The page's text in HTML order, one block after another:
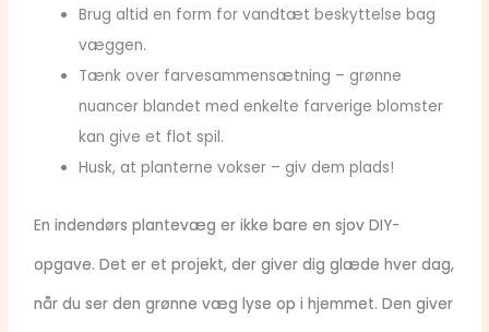
Brug altid en form for vandtæt beskyttelse bag
væggen.
Tænk over farvesammensætning – grønne
nuancer blandet med enkelte farverige blomster
kan give et flot spil.
Husk, at planterne vokser – giv dem plads!
En indendørs plantevæg er ikke bare en sjov DIY-
opgave. Det er et projekt, der giver dig glæde hver dag,
når du ser den grønne væg lyse op i hjemmet. Den giver